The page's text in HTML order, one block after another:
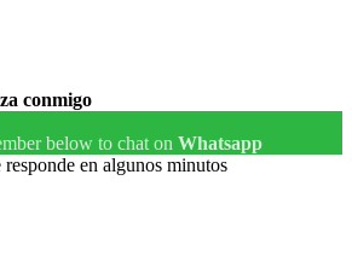
conmigo
below to chat on Whatsapp
en algunos minutos